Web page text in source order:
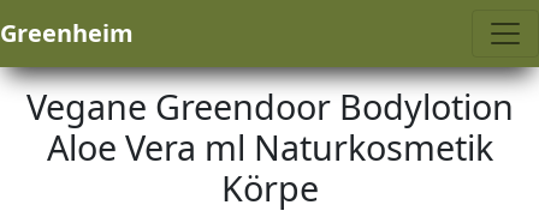
Greenheim
Vegane Greendoor Bodylotion
Aloe Vera ml Naturkosmetik
Körpe